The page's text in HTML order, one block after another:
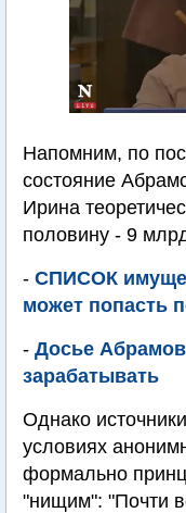
Напомним, по
состояние
Ирина
половину - 9
- СПИСОК
может попасть
- Досье
зарабатывать
Однако
условиях
формально
"нищим": "Почти